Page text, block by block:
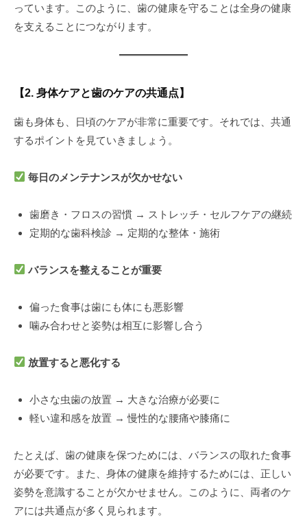
っています。このように、歯の健康を守ることは全身の健康
を支えることにつながります。
【2. 身体ケアと歯のケアの共通点】
歯も身体も、日頃のケアが非常に重要です。それでは、共通
するポイントを見ていきましょう。
毎日のメンテナンスが欠かせない
歯磨き・フロスの習慣 → ストレッチ・セルフケアの継続
定期的な歯科検診 → 定期的な整体・施術
バランスを整えることが重要
偏った食事は歯にも体にも悪影響
噛み合わせと姿勢は相互に影響し合う
放置すると悪化する
小さな虫歯の放置 → 大きな治療が必要に
軽い違和感を放置 → 慢性的な腰痛や膝痛に
たとえば、歯の健康を保つためには、バランスの取れた食事
が必要です。また、身体の健康を維持するためには、正しい
姿勢を意識することが欠かせません。このように、両者のケ
アには共通点が多く見られます。